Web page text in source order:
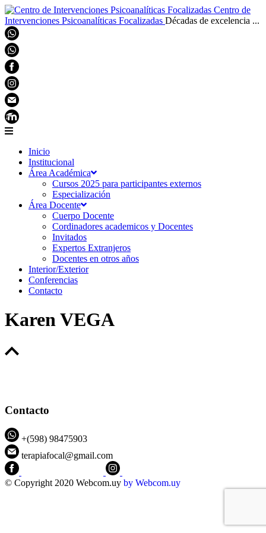
Centro de
Intervenciones Psicoanalíticas Focalizadas Décadas de excelencia ...
Inicio
Institucional
Área Académica
Cursos 2025 para participantes externos
Especialización
Área Docente
Cuerpo Docente
Cordinadores academicos y Docentes
Invitados
Expertos Extranjeros
Docentes en otros años
Interior/Exterior
Conferencias
Contacto
Karen VEGA
Contacto
+(598) 98475903
terapiafocal@gmail.com
© Copyright 2020 Webcom.uy by Webcom.uy